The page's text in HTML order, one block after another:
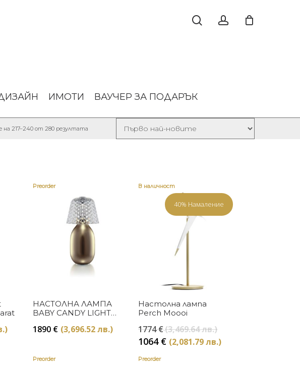
ИМОТИ ВАУЧЕР ЗА ПОДАРЪК
на 217–240 от 280 резултата
Preorder
Купи
НАСТОЛНА ЛАМПА
BABY CANDY LIGHT
BACCARAT
1890 € (3,696.52 лв.)
В наличност
40% Намаление
Купи
Настолна лампа
Perch Moooi
1774€(3,469.64 лв.)Original
price
1064 € (2,081.79 лв.)Текущата
Preorder Preorder